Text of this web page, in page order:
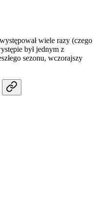
wiele razy (czego
był jednym z
sezonu, wczorajszy